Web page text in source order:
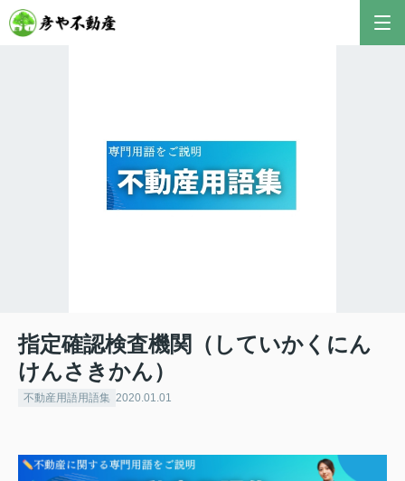
指定確認検査機関（していかくにん
けんさきかん）
不動産用語用語集 2020.01.01